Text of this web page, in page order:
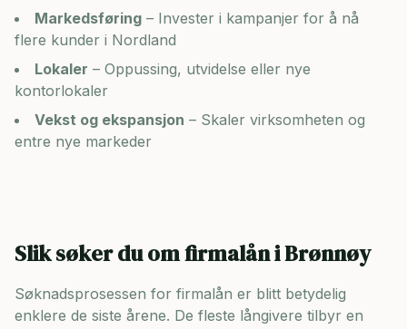
Markedsføring – Invester i kampanjer for å nå
flere kunder i Nordland
Lokaler – Oppussing, utvidelse eller nye
kontorlokaler
Vekst og ekspansjon – Skaler virksomheten og
entre nye markeder
Slik søker du om firmalån iBrønnøy
Søknadsprosessen for firmalån er blitt betydelig
enklere de siste årene. De fleste långivere tilbyr en